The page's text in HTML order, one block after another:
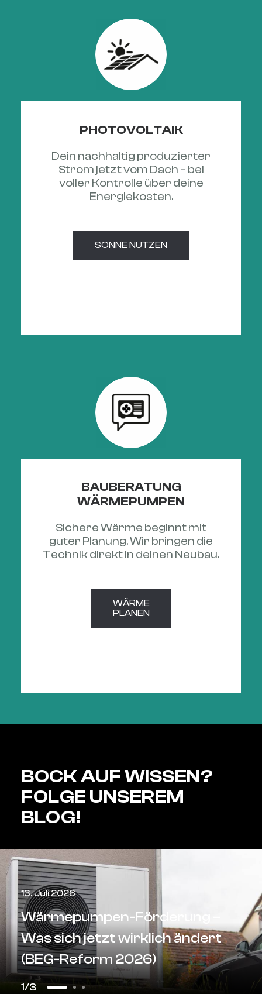
PHOTOVOLTAIK
Dein nachhaltig produzierter
Strom jetzt vom Dach – bei
voller Kontrolle über deine
Energiekosten.
SONNE NUTZEN
BAUBERATUNG
WÄRMEPUMPEN
Sichere Wärme beginnt mit
guter Planung. Wir bringen die
Technik direkt in deinen Neubau.
WÄRME
PLANEN
BOCK AUF WISSEN?
FOLGE UNSEREM
BLOG!
–
ändert
2. Juni 2025
Ausbildung bei
2 3